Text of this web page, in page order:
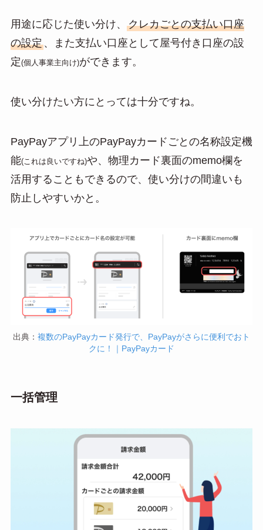
用途に応じた使い分け、 クレカごとの支払い口座
の設定、また支払い口座として屋号付き口座の設
定(個人事業主向け)ができます。
使い分けたい方にとっては十分ですね。
PayPayアプリ上のPayPayカードごとの名称設定機
能(これは良いですね)や、物理カード裏面のmemo欄を
活用することもできるので、使い分けの間違いも
防止しやすいかと。
出典： 複数のPayPayカード発行で、PayPayがさらに便利でおト
クに！｜PayPayカード
一括管理